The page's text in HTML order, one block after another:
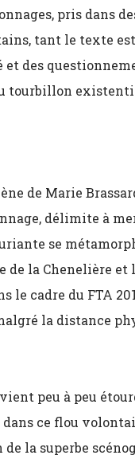
pris dans
tant le texte
des
tourbillon
de Marie
délimite à
se
de la Chenelière et
le cadre du FTA
la distance
peu à peu
ce flou
de la superbe